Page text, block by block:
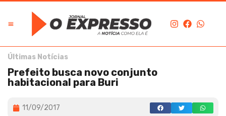
Últimas Notícias
Prefeito busca novo conjunto
habitacional para Buri
11/09/2017